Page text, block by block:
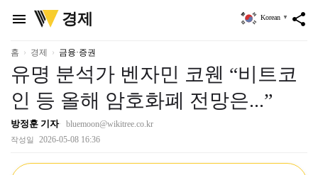
menu
위
키
리
경제 share
Korean ▼
홈 경제 금융·증권
유명 분석가 벤자민 코웬 “비트코
인 등 올해 암호화폐 전망은...”
방정훈 기자 bluemoon@wikitree.co.kr
작성일 2026-05-08 16:36